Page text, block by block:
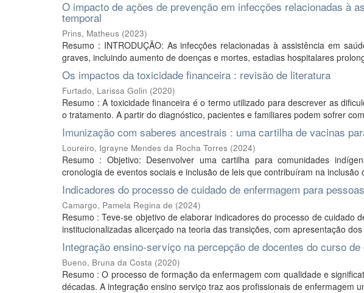
O impacto de ações de prevenção em infecções relacionadas à
temporal
Prins, Matheus (2023)
Resumo : INTRODUÇÃO: As infecções relacionadas à assistência em
graves, incluindo aumento de doenças e mortes, estadias hospitalares
Os impactos da toxicidade financeira : revisão de literatura
Furtado, Larissa Golin (2020)
Resumo : A toxicidade financeira é o termo utilizado para descrever as
o tratamento. A partir do diagnóstico, pacientes e familiares podem sofrer
Imunização com saberes ancestrais : uma cartilha de vacinas
Loureiro, Igrayne Mendes da Rocha Torres (2024)
Resumo : Objetivo: Desenvolver uma cartilha para comunidades
cronologia de eventos sociais e inclusão de leis que contribuíram na
Indicadores do processo de cuidado de enfermagem para
Camargo, Pamela Regina de (2024)
Resumo : Teve-se objetivo de elaborar indicadores do processo de cuidado
institucionalizadas alicerçado na teoria das transições, com apresentação
Integração ensino-serviço na percepção de docentes do curso
Bueno, Bruna da Costa (2020)
Resumo : O processo de formação da enfermagem com qualidade e
décadas. A integração ensino serviço traz aos profissionais de enfermagem